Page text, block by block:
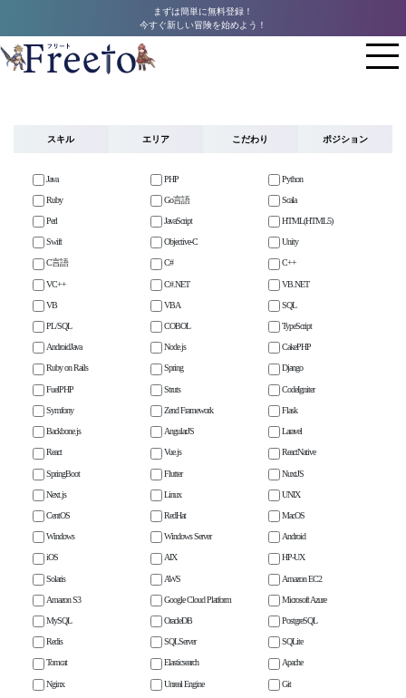
まずは簡単に無料登録！
今すぐ新しい冒険を始めよう！
スキル エリア こだわり ポジション
Java PHP Python
Ruby Go言語 Scala
Perl JavaScript HTML(HTML5)
Swift Objective-C Unity
C言語 C# C++
VC++ C#.NET VB.NET
VB VBA SQL
PL/SQL COBOL TypeScript
AndroidJava Node.js CakePHP
Ruby on Rails Spring Django
FuelPHP Struts CodeIgniter
Symfony Zend Framework Flask
Backbone.js AngularJS Laravel
React Vue.js ReactNative
SpringBoot Flutter NuxtJS
Next.js Linux UNIX
CentOS RedHat MacOS
Windows Windows Server Android
iOS AIX HP-UX
Solaris AWS Amazon EC2
Amazon S3 Google Cloud Platform Microsoft Azure
MySQL OracleDB PostgreSQL
Redis SQLServer SQLite
Tomcat Elasticsearch Apache
Nginx Unreal Engine Git